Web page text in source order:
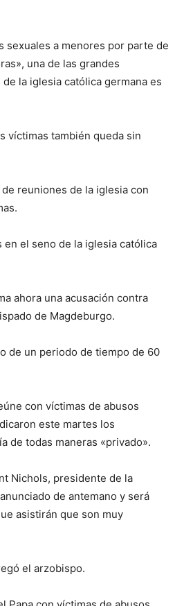
sexuales a menores por parte de
una de las grandes
la iglesia católica germana es
víctimas también queda sin
reuniones de la iglesia con
el seno de la iglesia católica
ahora una acusación contra
de Magdeburgo.
de un periodo de tiempo de 60
con víctimas de abusos
este martes los
de todas maneras «privado».
Nichols, presidente de la
de antemano y será
asistirán que son muy
el arzobispo.